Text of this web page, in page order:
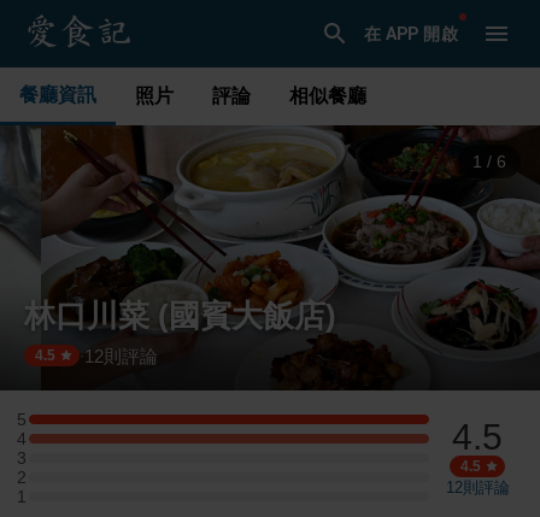
在 APP 開啟
餐廳資訊 照片 評論 相似餐廳
1 / 6
林口川菜 (國賓大飯店)
4.5 ·12 則評論
5
5 星：1 則評論
4
4 星：1 則評論
3
3 星：0 則評論
2
2 星：0 則評論
1
1 星：0 則評論
4.5
4.5
12則評論